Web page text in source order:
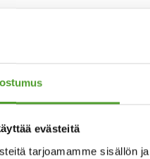
evästeitä
tarjoamamme sisällön